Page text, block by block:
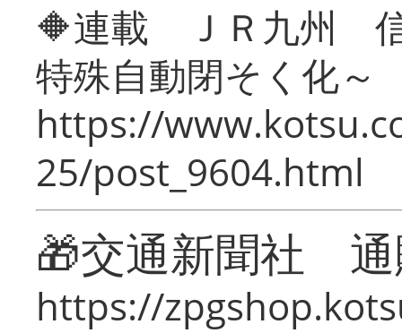
🔶連載 ＪＲ九州 信
特殊自動閉そく化～
https://
25/post_9604.html
🎁交通新聞社
https://